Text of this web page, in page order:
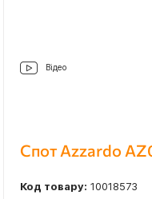
Відео
Спот Azzardo
Код товару: 10018573